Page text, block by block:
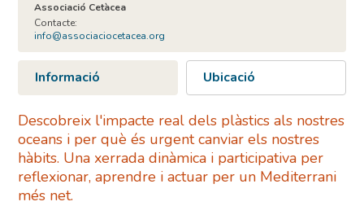
Associació Cetàcea
Contacte:
info@associaciocetacea.org
Informació Ubicació
Descobreix l'impacte real dels plàstics als nostres
oceans i per què és urgent canviar els nostres
hàbits. Una xerrada dinàmica i participativa per
reflexionar, aprendre i actuar per un Mediterrani
més net.